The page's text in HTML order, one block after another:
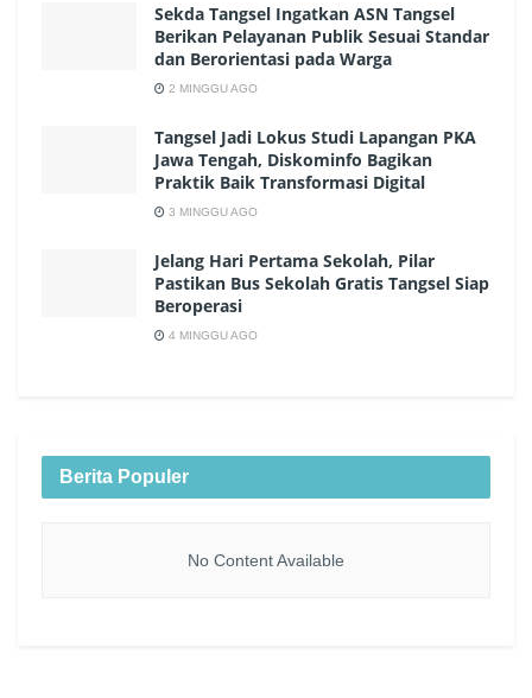
Sekda Tangsel Ingatkan ASN Tangsel
Berikan Pelayanan Publik Sesuai Standar
dan Berorientasi pada Warga
2 MINGGU AGO
Tangsel Jadi Lokus Studi Lapangan PKA
Jawa Tengah, Diskominfo Bagikan
Praktik Baik Transformasi Digital
3 MINGGU AGO
Jelang Hari Pertama Sekolah, Pilar
Pastikan Bus Sekolah Gratis Tangsel Siap
Beroperasi
4 MINGGU AGO
Berita Populer
No Content Available